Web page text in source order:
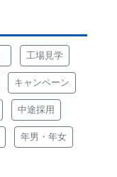
工場見学
キャンペーン
中途採用
年男・年女